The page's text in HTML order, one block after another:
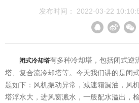
发布时间： 2022-03-22
闭式冷却塔有多种冷却塔，包括闭式逆
塔、复合流冷却塔等。今天我们讲的是闭
题如下：风机振动异常，减速箱漏油，风
塔浮水大，进风窗溅水，一般配水溢出，